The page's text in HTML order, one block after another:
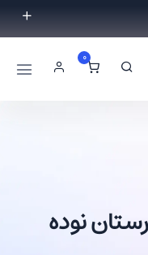
بگیرید.
0
نوده